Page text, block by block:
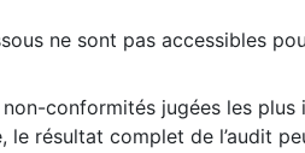
ne sont pas accessibles
conformités jugées les
le résultat complet de l’audit